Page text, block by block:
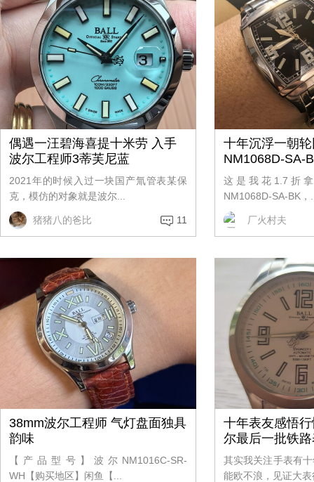
偶遇一汪碧海喜提十米劳 入手
波尔工程师3蒂芙尼蓝
2021年的时候入过一块国产氚管表某保
克，模仿的对象就是波尔...
猪猪八的爸比 11
十年沉浮一朝
NM1068D-SA-
这是我花1.7折
NM1068D-SA-BK，
厂火村夫
38mm波尔工程师 气灯盘面独具
韵味
【产品型号】波尔NM1016C-SR-
WH【购买地区】闲鱼【...
十年表友感悟
尔最后一批铁
其实我关注手表有
能欧不浪，见证大